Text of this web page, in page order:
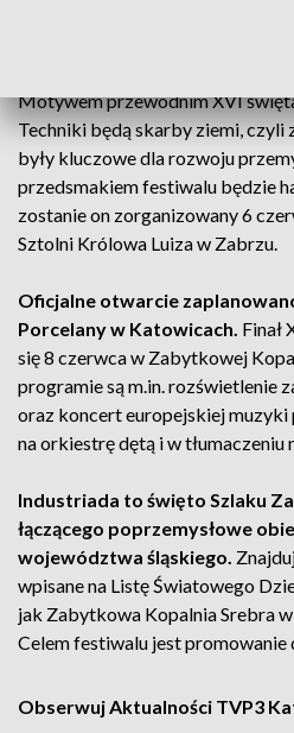
Motywem przewodnim XVI
Techniki będą skarby ziemi, czyli
były kluczowe dla rozwoju
przedsmakiem festiwalu będzie
zostanie on zorganizowany 6
Sztolni Królowa Luiza w Zabrzu.
Oficjalne otwarcie
Porcelany w Katowicach. Finał
się 8 czerwca w Zabytkowej
programie są m.in. rozświetlenie
oraz koncert europejskiej muzyki
na orkiestrę dętą i w tłumaczeniu
Industriada to święto Szlaku
łączącego poprzemysłowe
województwa śląskiego.
wpisane na Listę Światowego
jak Zabytkowa Kopalnia Srebra
Celem festiwalu jest
Obserwuj Aktualności TVP3